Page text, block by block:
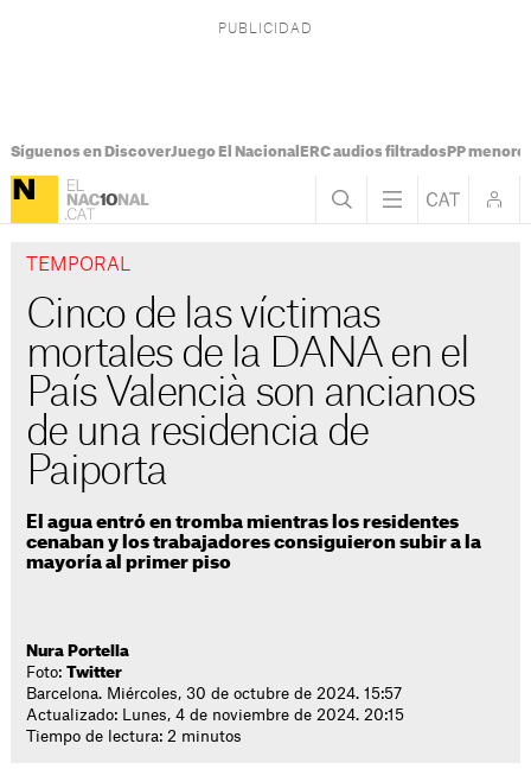
Síguenos en DiscoverJuego El Nacional ERC audios filtradosPP
TEMPORAL
Cinco de las víctimas
mortales de la DANA en el
País Valencià son ancianos
de una residencia de
Paiporta
El agua entró en tromba mientras los residentes
cenaban y los trabajadores consiguieron subir a la
mayoría al primer piso
Nura Portella
Foto:Twitter
Barcelona. Miércoles, 30 de octubre de 2024. 15:57
Actualizado: Lunes, 4 de noviembre de 2024. 20:15
Tiempo de lectura: 2 minutos